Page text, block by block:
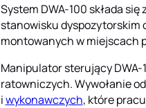
System DWA-100 składa się
stanowisku dyspozytorskim
montowanych w miejscach
Manipulator sterujący DWA-
ratowniczych. Wywołanie
iwykonawczych, które